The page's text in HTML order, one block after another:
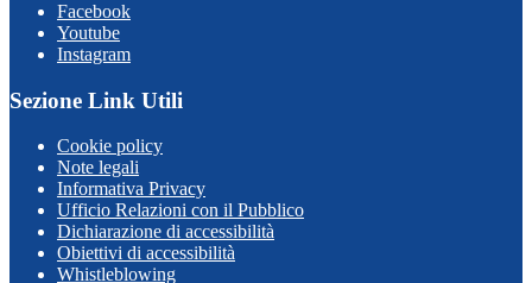
Facebook
Youtube
Instagram
Sezione Link Utili
Cookie policy
Note legali
Informativa Privacy
Ufficio Relazioni con il Pubblico
Dichiarazione di accessibilità
Obiettivi di accessibilità
Whistleblowing